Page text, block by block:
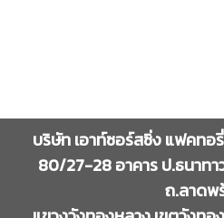
บริษัท เอาท์ซอร์สซิ่ง แฟคท
80/27-28 อาคาร ป.ธนาทา
ถ.ลาดพ